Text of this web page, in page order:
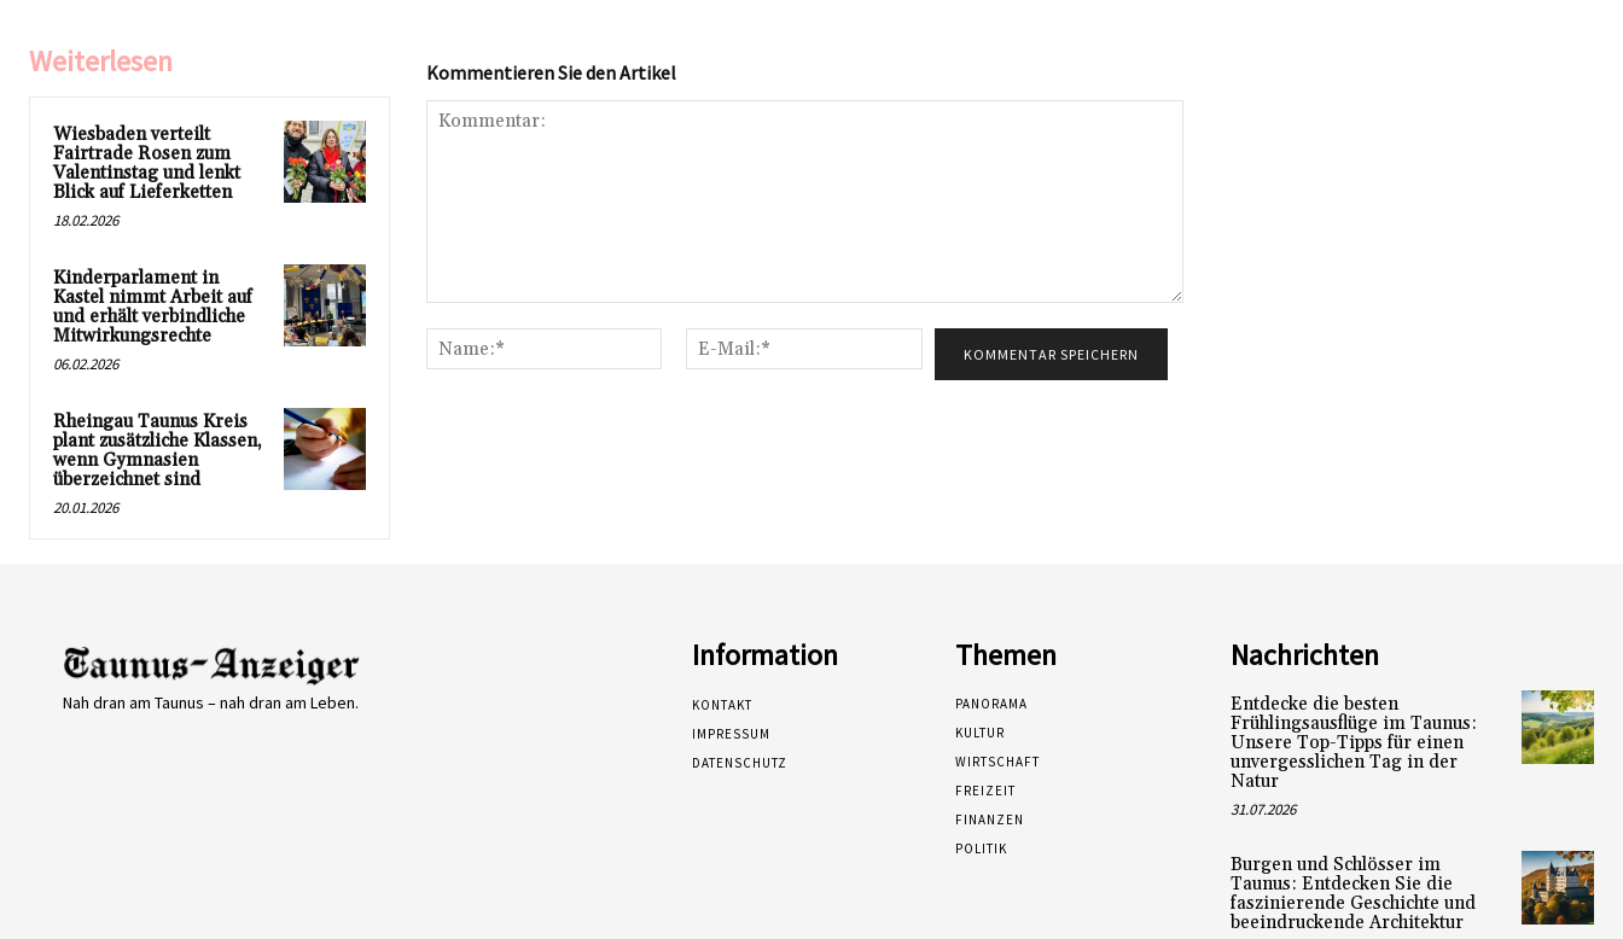
Weiterlesen
Wiesbaden verteilt
Fairtrade Rosen zum
Valentinstag und lenkt
Blick auf Lieferketten
18.02.2026
Kinderparlament in
Kastel nimmt Arbeit auf
und erhält verbindliche
Mitwirkungsrechte
06.02.2026
Rheingau Taunus Kreis
plant zusätzliche Klassen,
wenn Gymnasien
überzeichnet sind
20.01.2026
Kommentieren Sie den Artikel
Name:*
Mail:*
Nah dran am Taunus – nah dran am Leben.
Information
KONTAKT
IMPRESSUM
DATENSCHUTZ
Themen
PANORAMA
KULTUR
WIRTSCHAFT
FREIZEIT
FINANZEN
POLITIK
Nachrichten
Entdecke die besten
Frühlingsausflüge im Taunus:
Unsere Top-Tipps für einen
unvergesslichen Tag in der
Natur
31.07.2026
Burgen und Schlösser im
Taunus: Entdecken Sie die
faszinierende Geschichte und
beeindruckende Architektur